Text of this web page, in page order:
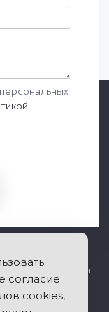
дом 5
позвоночника и
согласие
cookies,